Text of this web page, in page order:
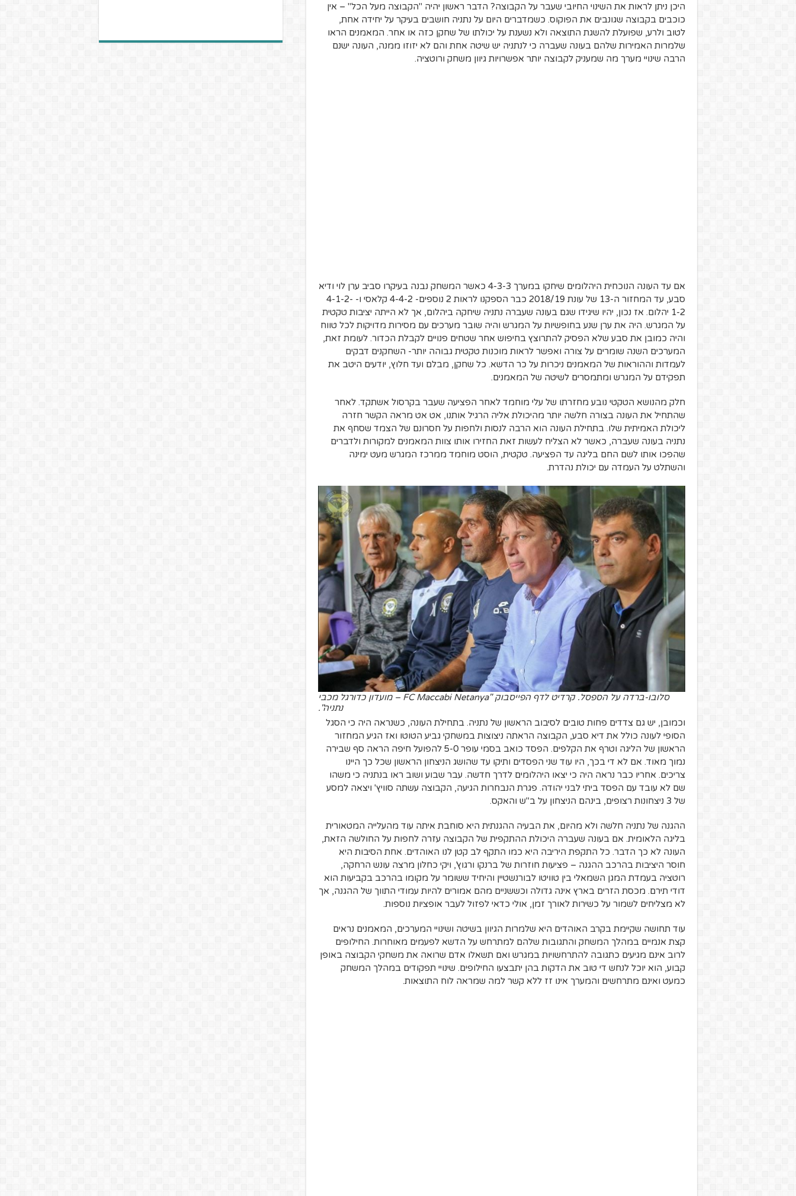
היכן ניתן לראות את השינוי החיובי שעבר על הקבוצה? הדבר ראשון יהיה "הקבוצה מעל הכל" – אין
כוכבים בקבוצה שגונבים את הפוקוס. כשמדברים היום על נתניה חושבים בעיקר על יחידה אחת,
לטוב ולרע, שפועלת להשגת התוצאה ולא נשענת על יכולתו של שחקן כזה או אחר. המאמנים הראו
שלמרות האמירות שלהם בעונה שעברה כי לנתניה יש שיטה אחת והם לא יזוזו ממנה, העונה ישנם
הרבה שינויי מערך מה שמעניק לקבוצה יותר אפשרויות גיוון משחק ורוטציה.
אם עד העונה הנוכחית היהלומים שיחקו במערך 4-3-3 כאשר המשחק נבנה בעיקרו סביב ערן לוי ודיא
סבע, עד המחזור ה-13 של עונת 2018/19 כבר הספקנו לראות 2 נוספים- 4-4-2 קלאסי ו- 4-1-2-
1-2 יהלום. אז נכון, יהיו שיגידו שגם בעונה שעברה נתניה שיחקה ביהלום, אך לא הייתה יציבות טקטית
על המגרש. היה את ערן שנע בחופשיות על המגרש והיה שובר מערכים עם מסירות מדויקות לכל טווח
והיה כמובן את סבע שלא הפסיק להתרוצץ בחיפוש אחר שטחים פנויים לקבלת הכדור. לעומת זאת,
המערכים השנה שומרים על צורה ואפשר לראות מוכנות טקטית גבוהה יותר- השחקנים דבקים
לעמדות וההוראות של המאמנים ניכרות על כר הדשא. כל שחקן, מבלם ועד חלוץ, יודעים היטב את
תפקידם על המגרש ומתמסרים לשיטה של המאמנים.
חלק מהנושא הטקטי נובע מחזרתו של עלי מוחמד לאחר הפציעה שעבר בקרסול אשתקד. לאחר
שהתחיל את העונה בצורה חלשה יותר מהיכולת אליה הרגיל אותנו, אט אט מראה הקשר חזרה
ליכולת האמיתית שלו. בתחילת העונה הוא הרבה לנסות ולחפות על חסרונם של הצמד שסחף את
נתניה בעונה שעברה, כאשר לא הצליח לעשות זאת החזירו אותו צוות המאמנים למקורות ולדברים
שהפכו אותו לשם החם בליגה עד הפציעה. טקטית, הוסט מוחמד ממרכז המגרש מעט ימינה
והשתלט על העמדה עם יכולת נהדרת.
סלובו-ברדה על הספסל. קרדיט לדף הפייסבוק "FC Maccabi Netanya – מועדון כדורגל מכבי
נתניה".
וכמובן, יש גם צדדים פחות טובים לסיבוב הראשון של נתניה. בתחילת העונה, כשנראה היה כי הסגל
הסופי לעונה כולל את דיא סבע, הקבוצה הראתה ניצוצות במשחקי גביע הטוטו ואז הגיע המחזור
הראשון של הליגה וטרף את הקלפים. הפסד כואב בסמי עופר 5-0 להפועל חיפה הראה סף שבירה
נמוך מאוד. אם לא די בכך, היו עוד שני הפסדים ותיקו עד שהושג הניצחון הראשון שכל כך היינו
צריכים. אחריו כבר נראה היה כי יצאו היהלומים לדרך חדשה. עבר שבוע ושוב ראו בנתניה כי משהו
שם לא עובד עם הפסד ביתי לבני יהודה. פגרת הנבחרות הגיעה, הקבוצה עשתה סוויץ' ויצאה למסע
של 3 ניצחונות רצופים, בינהם הניצחון על ב"ש והאקס.
ההגנה של נתניה חלשה ולא מהיום, את הבעיה ההגנתית היא סוחבת איתה עוד מהעלייה המטאורית
בליגה הלאומית. אם בעונה שעברה היכולת ההתקפית של הקבוצה עזרה לחפות על החולשה הזאת,
העונה לא כך הדבר. כל התקפת היריבה היא כמו התקף לב קטן לנו האוהדים. אחת הסיבות היא
חוסר היציבות בהרכב ההגנה – פציעות חוזרות של ברנקו ורגוץ', ויקי כחלון מרצה עונש הרחקה,
רוטציה בעמדת המגן השמאלי בין טוויטו לבורנשטיין והיחיד ששומר על מקומו בהרכב בקביעות הוא
דודי תירם. מכסת הזרים בארץ אינה גדולה וכששניים מהם אמורים להיות עמודי התווך של ההגנה, אך
לא מצליחים לשמור על כשירות לאורך זמן, אולי כדאי לפזול לעבר אופציות נוספות.
עוד תחושה שקיימת בקרב האוהדים היא שלמרות הגיוון בשיטה ושינויי המערכים, המאמנים נראים
קצת אנמיים במהלך המשחק והתגובות שלהם למתרחש על הדשא לפעמים מאוחרות. החילופים
לרוב אינם מגיעים כתגובה להתרחשויות במגרש ואם תשאלו אדם שרואה את משחקי הקבוצה באופן
קבוע, הוא יוכל לנחש די טוב את הדקות בהן יתבצעו החילופים. שינויי תפקודים במהלך המשחק
כמעט ואינם מתרחשים והמערך אינו זז ללא קשר למה שמראה לוח התוצאות.